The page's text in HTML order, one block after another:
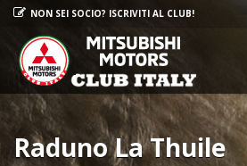
NON SEI SOCIO? ISCRIVITI AL CLUB!
Raduno La Thuile